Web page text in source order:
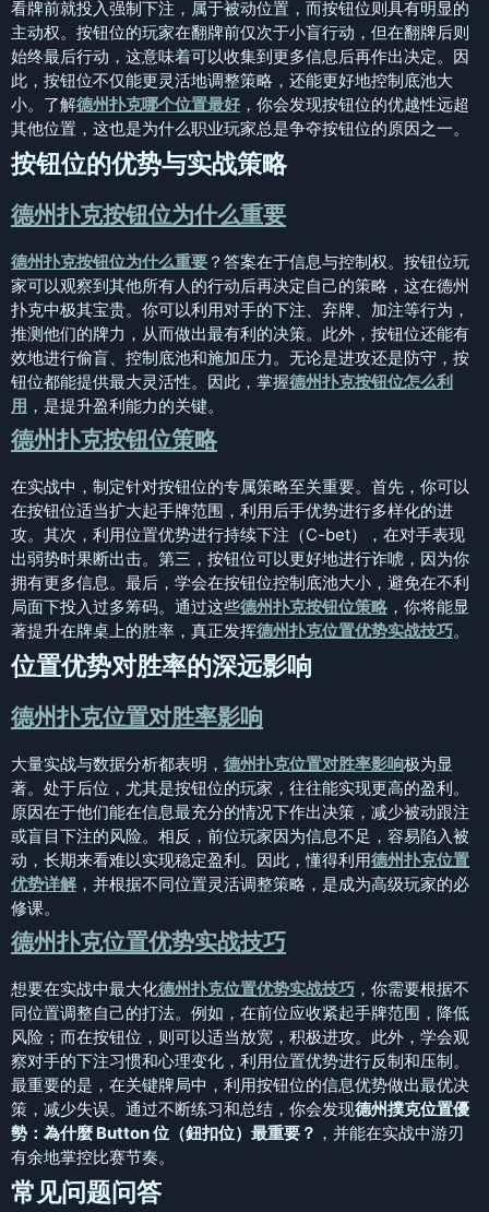
看牌前就投入强制下注，属于被动位置，而按钮位则具有明显的
主动权。按钮位的玩家在翻牌前仅次于小盲行动，但在翻牌后则
始终最后行动，这意味着可以收集到更多信息后再作出决定。因
此，按钮位不仅能更灵活地调整策略，还能更好地控制底池大
小。了解德州扑克哪个位置最好 ，你会发现按钮位的优越性远超
其他位置，这也是为什么职业玩家总是争夺按钮位的原因之一。
按钮位的优势与实战策略
德州扑克按钮位为什么重要
德州扑克按钮位为什么重要 ？答案在于信息与控制权。按钮位玩
家可以观察到其他所有人的行动后再决定自己的策略，这在德州
扑克中极其宝贵。你可以利用对手的下注、弃牌、加注等行为，
推测他们的牌力，从而做出最有利的决策。此外，按钮位还能有
效地进行偷盲、控制底池和施加压力。无论是进攻还是防守，按
钮位都能提供最大灵活性。因此，掌握德州扑克按钮位怎么利
用 ，是提升盈利能力的关键。
德州扑克按钮位策略
在实战中，制定针对按钮位的专属策略至关重要。首先，你可以
在按钮位适当扩大起手牌范围，利用后手优势进行多样化的进
攻。其次，利用位置优势进行持续下注（C-bet），在对手表现
出弱势时果断出击。第三，按钮位可以更好地进行诈唬，因为你
拥有更多信息。最后，学会在按钮位控制底池大小，避免在不利
局面下投入过多筹码。通过这些德州扑克按钮位策略 ，你将能显
著提升在牌桌上的胜率，真正发挥德州扑克位置优势实战技巧。
位置优势对胜率的深远影响
德州扑克位置对胜率影响
大量实战与数据分析都表明， 德州扑克位置对胜率影响极为显
著。处于后位，尤其是按钮位的玩家，往往能实现更高的盈利。
原因在于他们能在信息最充分的情况下作出决策，减少被动跟注
或盲目下注的风险。相反，前位玩家因为信息不足，容易陷入被
动，长期来看难以实现稳定盈利。因此，懂得利用德州扑克位置
优势详解，并根据不同位置灵活调整策略，是成为高级玩家的必
修课。
德州扑克位置优势实战技巧
想要在实战中最大化德州扑克位置优势实战技巧 ，你需要根据不
同位置调整自己的打法。例如，在前位应收紧起手牌范围，降低
风险；而在按钮位，则可以适当放宽，积极进攻。此外，学会观
察对手的下注习惯和心理变化，利用位置优势进行反制和压制。
最重要的是，在关键牌局中，利用按钮位的信息优势做出最优决
策，减少失误。通过不断练习和总结，你会发现德州撲克位置優
勢：為什麼 Button 位（鈕扣位）最重要？ ，并能在实战中游刃
有余地掌控比赛节奏。
常见问题问答